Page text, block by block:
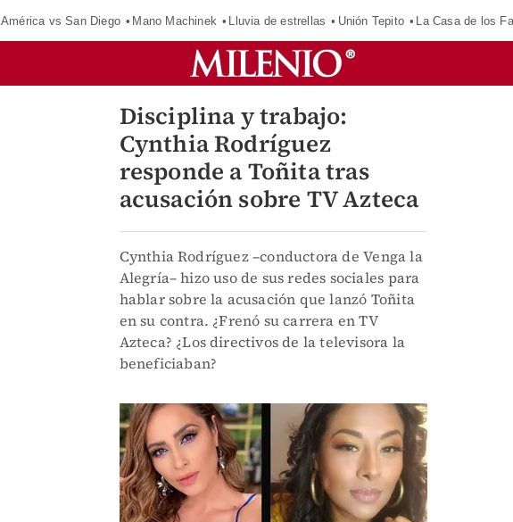
América vs San Diego Mano Machinek Lluvia de estrellas Unión Tepito La Casa de los
Disciplina y trabajo:
Cynthia Rodríguez
responde a Toñita tras
acusación sobre TV Azteca
Cynthia Rodríguez –conductora de Venga la
Alegría– hizo uso de sus redes sociales para
hablar sobre la acusación que lanzó Toñita
en su contra. ¿Frenó su carrera en TV
Azteca? ¿Los directivos de la televisora la
beneficiaban?